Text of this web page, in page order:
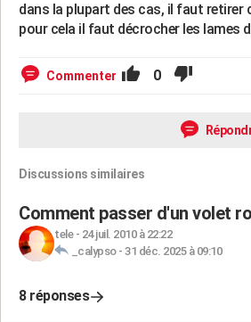
dans la plupart des cas, il faut
pour cela il faut décrocher les lames
Commenter 0
Discussions similaires
Comment passer d'un volet
tele- 24 juil. 2010 à 22:22
_calypso- 31 déc. 2025 à 09:10
8 réponses